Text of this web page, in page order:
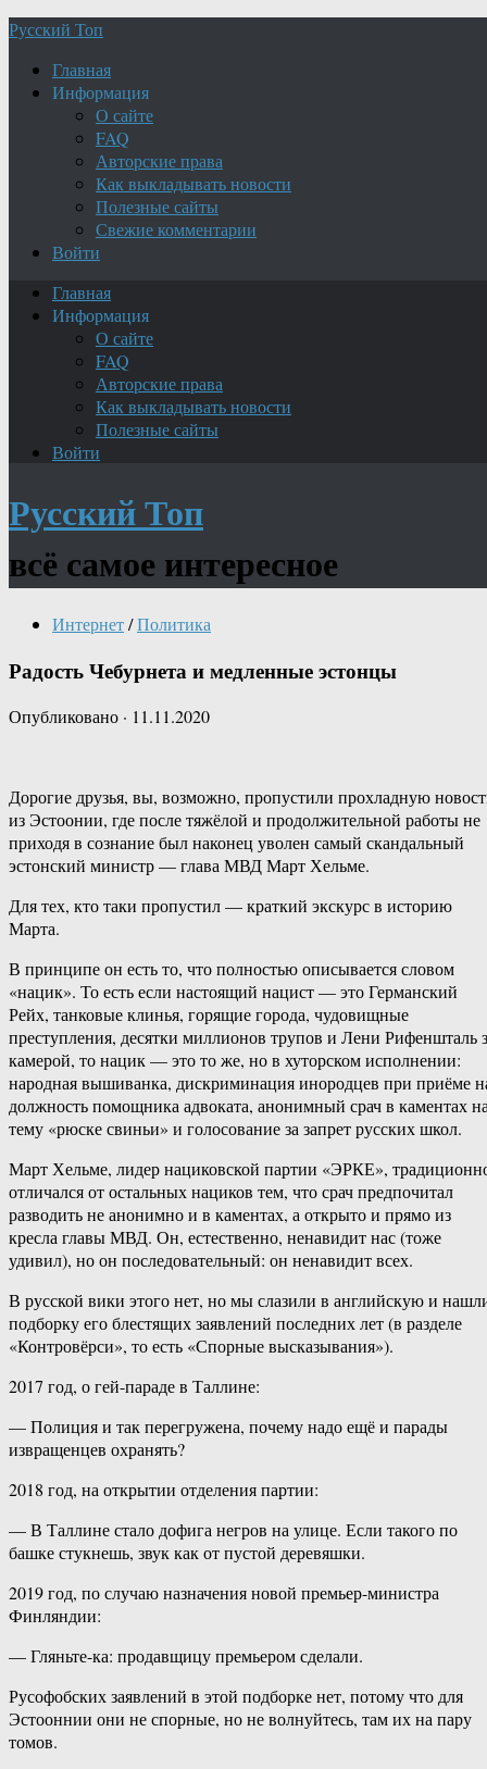
Русский Топ
Главная
Информация
О сайте
FAQ
Авторские права
Как выкладывать новости
Полезные сайты
Свежие комментарии
Войти
Главная
Информация
О сайте
FAQ
Авторские права
Как выкладывать новости
Полезные сайты
Войти
Русский Топ
всё самое интересное
Интернет/Политика
Радость Чебурнета и медленные эстонцы
Опубликовано · 11.11.2020
Дорогие друзья, вы, возможно, пропустили прохладную
из Эстоонии, где после тяжёлой и продолжительной работы не
приходя в сознание был наконец уволен самый скандальный
эстонский министр — глава МВД Март Хельме.
Для тех, кто таки пропустил — краткий экскурс в историю
Марта.
В принципе он есть то, что полностью описывается словом
«нацик». То есть если настоящий нацист — это Германский
Рейх, танковые клинья, горящие города, чудовищные
преступления, десятки миллионов трупов и Лени Рифеншталь
камерой, то нацик — это то же, но в хуторском исполнении:
народная вышиванка, дискриминация инородцев при приёме
должность помощника адвоката, анонимный срач в каментах
тему «рюске свиньи» и голосование за запрет русских школ.
Март Хельме, лидер нациковской партии «ЭРКЕ»,
отличался от остальных нациков тем, что срач предпочитал
разводить не анонимно и в каментах, а открыто и прямо из
кресла главы МВД. Он, естественно, ненавидит нас (тоже
удивил), но он последовательный: он ненавидит всех.
В русской вики этого нет, но мы слазили в английскую и
подборку его блестящих заявлений последних лет (в разделе
«Контровёрси», то есть «Спорные высказывания»).
2017 год, о гей-параде в Таллине:
— Полиция и так перегружена, почему надо ещё и парады
извращенцев охранять?
2018 год, на открытии отделения партии:
— В Таллине стало дофига негров на улице. Если такого по
башке стукнешь, звук как от пустой деревяшки.
2019 год, по случаю назначения новой премьер-министра
Финляндии:
— Гляньте-ка: продавщицу премьером сделали.
Русофобских заявлений в этой подборке нет, потому что для
Эстооннии они не спорные, но не волнуйтесь, там их на пару
томов.